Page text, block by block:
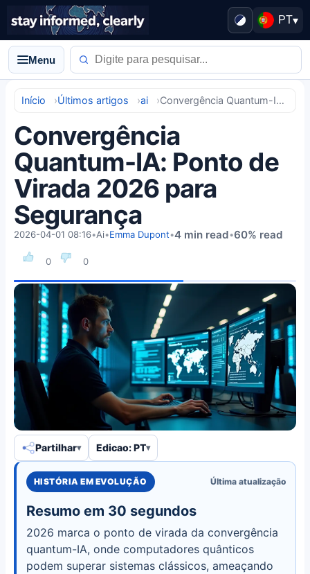
PT▾
Menu
Início Últimos artigos ai Convergência Quantum-IA: Ponto de Virada 2026 para Segurança
Convergência
Quantum-IA: Ponto de
Virada 2026 para
Segurança
0 0
2026-04-01 08:16•Ai•Emma Dupont•4 min read•60% read
Partilhar Edicao: PT
HISTÓRIA EM EVOLUÇÃO Última atualização
Resumo em 30 segundos
2026 marca o ponto de virada da convergência
quantum-IA, onde computadores quânticos
podem superar sistemas clássicos, ameaçando